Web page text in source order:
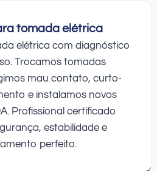
tomada elétrica
elétrica com diagnóstico
Trocamos tomadas
mau contato, curto-
e instalamos novos
Profissional certificado
estabilidade e
perfeito.